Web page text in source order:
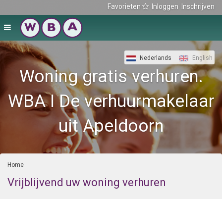
Favorieten Inloggen Inschrijven
Nederlands English
Woning gratis verhuren.
WBA I De verhuurmakelaar
uit Apeldoorn
Home
Vrijblijvend uw woning verhuren